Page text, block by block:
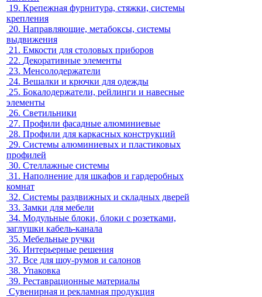
19. Крепежная фурнитура, стяжки, системы
крепления
20. Направляющие, метабоксы, системы
выдвижения
21. Емкости для столовых приборов
22. Декоративные элементы
23. Менсолодержатели
24. Вешалки и крючки для одежды
25. Бокалодержатели, рейлинги и навесные
элементы
26. Светильники
27. Профили фасадные алюминиевые
28. Профили для каркасных конструкций
29. Системы алюминиевых и пластиковых
профилей
30. Стеллажные системы
31. Наполнение для шкафов и гардеробных
комнат
32. Системы раздвижных и складных дверей
33. Замки для мебели
34. Модульные блоки, блоки с розетками,
заглушки кабель-канала
35. Мебельные ручки
36. Интерьерные решения
37. Все для шоу-румов и салонов
38. Упаковка
39. Реставрационные материалы
Сувенирная и рекламная продукция